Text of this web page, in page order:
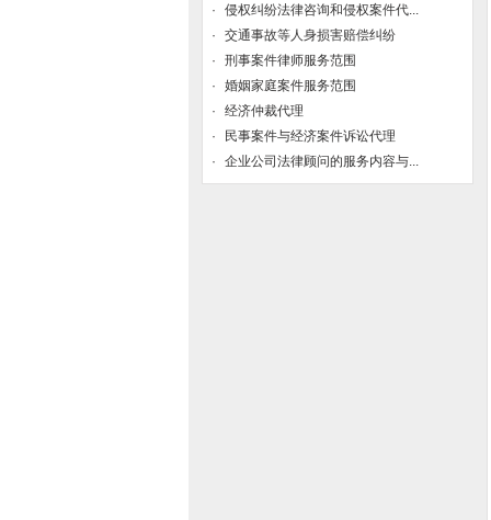
本律师特别提示和忠告：
本律师特别提示：如果您和律师一通电话
或者和您一见面就向您吹嘘关系如何，或
向您拍胸膛承诺或保证案件一定胜诉的律
师建议您最好慎重，三思而行。一是有很
好人脉的律师通常非常低调；二是有水平
·
侵权纠纷法律咨询和侵权案件代...
·
交通事故等人身损害赔偿纠纷
·
刑事案件律师服务范围
·
婚姻家庭案件服务范围
·
经济仲裁代理
·
民事案件与经济案件诉讼代理
·
企业公司法律顾问的服务内容与...